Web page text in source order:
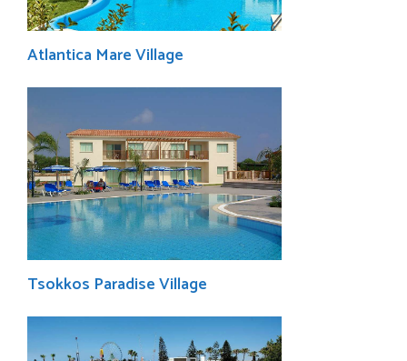
Atlantica Mare Village
Tsokkos Paradise Village